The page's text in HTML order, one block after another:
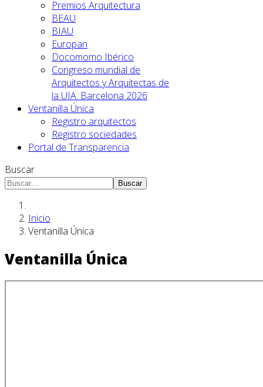
Premios Arquitectura
BEAU
BIAU
Europan
Docomomo Ibérico
Congreso mundial de
Arquitectos y Arquitectas de
la UIA. Barcelona 2026
Ventanilla Única
Registro arquitectos
Registro sociedades
Portal de Transparencia
Buscar
Buscar
Inicio
Ventanilla Única
Ventanilla Única